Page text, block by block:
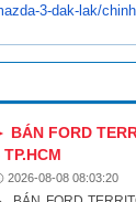
3-dak-lak/
BÁN FORD
TP.HCM
2026-08-08 08:03:20